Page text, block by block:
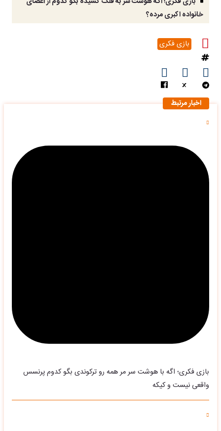
خانواده اکبری مرده؟
بازی فکری
اخبار مرتبط
بازی فکری؛ اگه با هوشت سر مر همه رو ترکوندی بگو کدوم پرنسس
واقعی نیست و کیکه